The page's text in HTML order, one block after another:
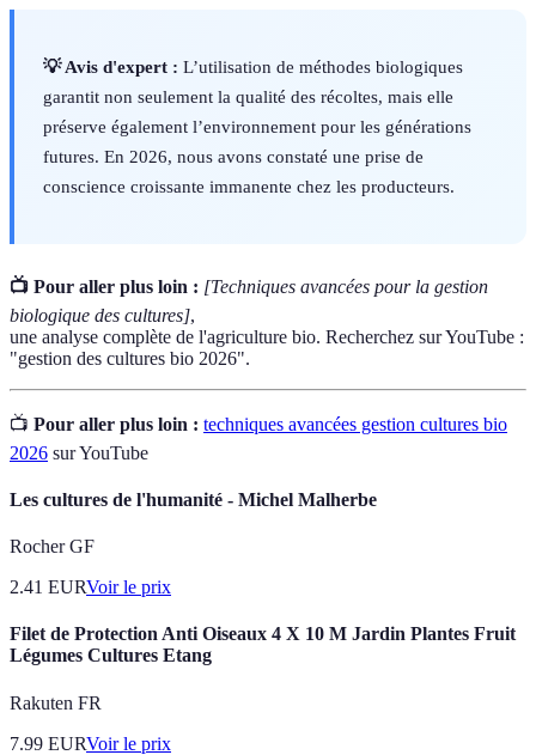
💡 Avis d'expert : L’utilisation de méthodes biologiques
garantit non seulement la qualité des récoltes, mais elle
préserve également l’environnement pour les générations
futures. En 2026, nous avons constaté une prise de
conscience croissante immanente chez les producteurs.
📺 Pour aller plus loin : [Techniques avancées pour la gestion
biologique des cultures],
une analyse complète de l'agriculture bio. Recherchez sur YouTube :
"gestion des cultures bio 2026".
📺 Pour aller plus loin : techniques avancées gestion cultures bio
2026 sur YouTube
Les cultures de l'humanité - Michel Malherbe
Rocher GF
2.41 EURVoir le prix
Filet de Protection Anti Oiseaux 4 X 10 M Jardin Plantes Fruit
Légumes Cultures Etang
Rakuten FR
7.99 EURVoir le prix